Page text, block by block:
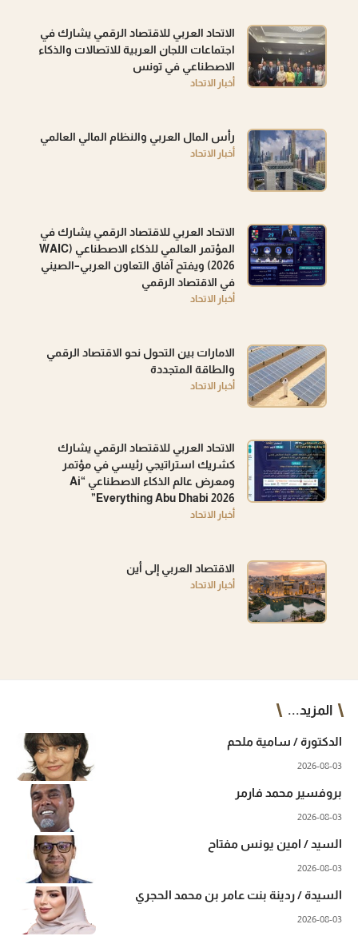
الاتحاد العربي للاقتصاد الرقمي يشارك في
اجتماعات اللجان العربية للاتصالات والذكاء
الاصطناعي في تونس
أخبار الاتحاد
رأس المال العربي والنظام المالي العالمي
أخبار الاتحاد
الاتحاد العربي للاقتصاد الرقمي يشارك في
المؤتمر العالمي للذكاء الاصطناعي (WAIC
2026) ويفتح آفاق التعاون العربي–الصيني
في الاقتصاد الرقمي
أخبار الاتحاد
الامارات بين التحول نحو الاقتصاد الرقمي
والطاقة المتجددة
أخبار الاتحاد
الاتحاد العربي للاقتصاد الرقمي يشارك
كشريك استراتيجي رئيسي في مؤتمر
ومعرض عالم الذكاء الاصطناعي “Ai
Everything Abu Dhabi 2026”
أخبار الاتحاد
الاقتصاد العربي إلى أين
أخبار الاتحاد
المزيد...
الدكتورة / سامية ملحم
2026-08-03
بروفسير محمد فارمر
2026-08-03
السيد / امين يونس مفتاح
2026-08-03
السيدة / ردينة بنت عامر بن محمد الحجري
2026-08-03